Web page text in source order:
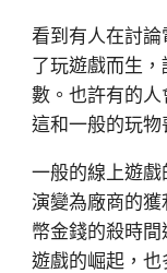
看到有人在討
了玩遊戲而生
數。也許有的
這和一般的玩物
一般的線上遊
演變為廠商的
幣金錢的殺時
遊戲的崛起，也